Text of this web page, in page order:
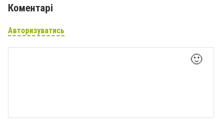
Коментарі
Авторизуватись
🙂